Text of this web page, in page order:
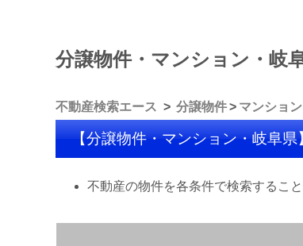
分譲物件・マンション・岐
不動産検索エース 分譲物件 マンション
【分譲物件・マンション・岐阜県
不動産の物件を各条件で検索すること